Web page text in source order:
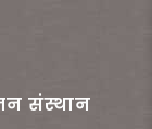
संस्थान